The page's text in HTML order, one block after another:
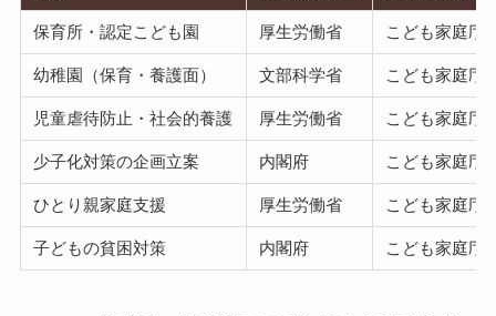
保育所・認定こども園 厚生労働省 こども家庭庁
幼稚園（保育・養護面） 文部科学省 こども家庭庁
児童虐待防止・社会的養護 厚生労働省 こども家庭庁
少子化対策の企画立案 内閣府 こども家庭庁
ひとり親家庭支援 厚生労働省 こども家庭庁
子どもの貧困対策 内閣府 こども家庭庁